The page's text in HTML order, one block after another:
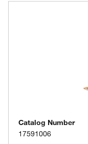
Catalog Number
17591006